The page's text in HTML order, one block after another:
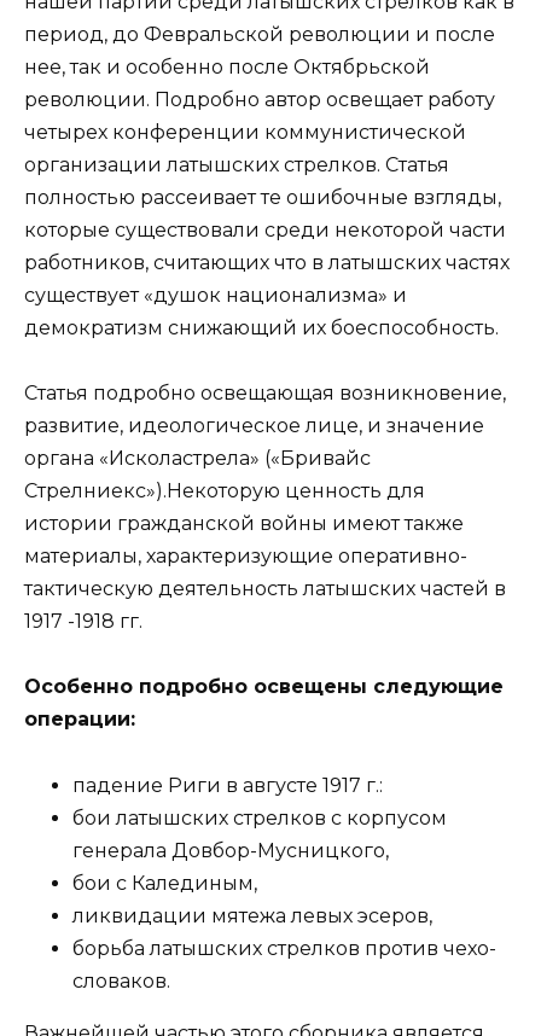
период, до Февральской революции и после
нее, так и особенно после Октябрьской
революции. Подробно автор освещает работу
четырех конференции коммунистической
организации латышских стрелков. Статья
полностью рассеивает те ошибочные взгляды,
которые существовали среди некоторой части
работников, считающих что в латышских частях
существует «душок национализма» и
демократизм снижающий их боеспособность.
Статья подробно освещающая возникновение,
развитие, идеологическое лице, и значение
органа «Исколастрела» («Бривайс
Стрелниекс»).Некоторую ценность для
истории гражданской войны имеют также
материалы, характеризующие оперативно-
тактическую деятельность латышских частей в
1917 -1918 гг.
Особенно подробно освещены следующие
операции:
падение Риги в августе 1917 г.:
бои латышских стрелков с корпусом
генерала Довбор-Мусницкого,
бои с Калединым,
ликвидации мятежа левых эсеров,
борьба латышских стрелков против чехо-
словаков.